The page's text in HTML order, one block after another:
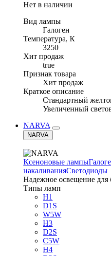
Нет в наличии
Вид лампы
Галоген
Температура, К
3250
Хит продаж
true
Признак товара
Хит продаж
Краткое описание
Стандартный
Увеличенный
NARVA
NARVA
Ксеноновые лампы
накаливанияСветодиоды
Надежное освещение для
Типы ламп
H1
D1S
W5W
H3
D2S
C5W
H4